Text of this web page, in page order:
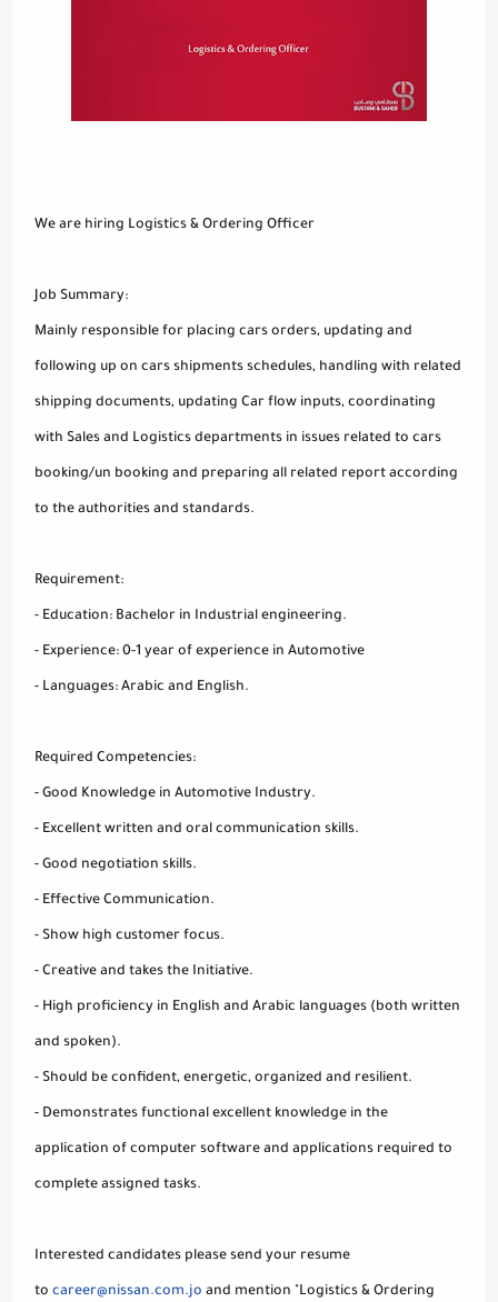
We are hiring Logistics & Ordering Officer
Job Summary:
Mainly responsible for placing cars orders, updating and
following up on cars shipments schedules, handling with related
shipping documents, updating Car flow inputs, coordinating
with Sales and Logistics departments in issues related to cars
booking/un booking and preparing all related report according
to the authorities and standards.
Requirement:
- Education: Bachelor in Industrial engineering.
- Experience: 0-1 year of experience in Automotive
- Languages: Arabic and English.
Required Competencies:
- Good Knowledge in Automotive Industry.
- Excellent written and oral communication skills.
- Good negotiation skills.
- Effective Communication.
- Show high customer focus.
- Creative and takes the Initiative.
- High proficiency in English and Arabic languages (both written
and spoken).
- Should be confident, energetic, organized and resilient.
- Demonstrates functional excellent knowledge in the
application of computer software and applications required to
complete assigned tasks.
Interested candidates please send your resume
tocareer@nissan.com.jo and mention "Logistics & Ordering